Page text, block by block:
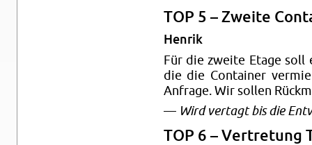
TOP 5 – Zwei­te
Hen­rik
Für die zwei­te Etage soll
die die Con­tai­ner
An­fra­ge. Wir sol­len
— Wird ver­tagt bis die
TOP 6 – Ver­tre­tung